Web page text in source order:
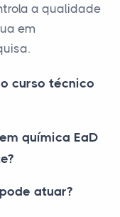
a qualidade
em
curso técnico
química EaD
atuar?